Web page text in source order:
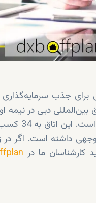
جذب
62 شرکت
داشته است. اگر در
کارشناسان ما در